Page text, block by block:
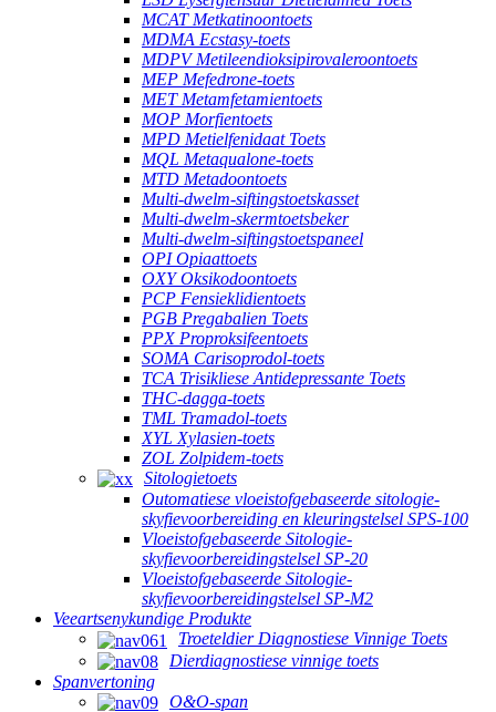
MCAT Metkatinoontoets
MDMA Ecstasy-toets
MDPV Metileendioksipirovaleroontoets
MEP Mefedrone-toets
MET Metamfetamientoets
MOP Morfientoets
MPD Metielfenidaat Toets
MQL Metaqualone-toets
MTD Metadoontoets
Multi-dwelm-siftingstoetskasset
Multi-dwelm-skermtoetsbeker
Multi-dwelm-siftingstoetspaneel
OPI Opiaattoets
OXY Oksikodoontoets
PCP Fensieklidientoets
PGB Pregabalien Toets
PPX Proproksifeentoets
SOMA Carisoprodol-toets
TCA Trisikliese Antidepressante Toets
THC-dagga-toets
TML Tramadol-toets
XYL Xylasien-toets
ZOL Zolpidem-toets
Sitologietoets
Outomatiese vloeistofgebaseerde sitologie-
skyfievoorbereiding en kleuringstelsel SPS-100
Vloeistofgebaseerde Sitologie-
skyfievoorbereidingstelsel SP-20
Vloeistofgebaseerde Sitologie-
skyfievoorbereidingstelsel SP-M2
Veeartsenykundige Produkte
Troeteldier Diagnostiese Vinnige Toets
Dierdiagnostiese vinnige toets
Spanvertoning
O&O-span